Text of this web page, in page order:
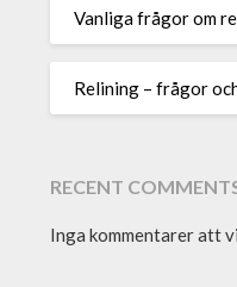
Vanliga frågor om
Relining – frågor
RECENT
Inga kommentarer att